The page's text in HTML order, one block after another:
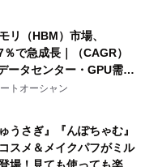
リ（HBM）市場、
で急成長｜（CAGR）
ータセンター・GPU需要
の市場成長を牽引
トオーシャン
うさぎ』『んぽちゃむ』
スメ＆メイクパフがミル